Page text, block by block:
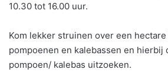
10.30 tot 16.00 uur.
Kom lekker struinen over een
pompoenen en kalebassen en hierbij
pompoen/ kalebas uitzoeken.